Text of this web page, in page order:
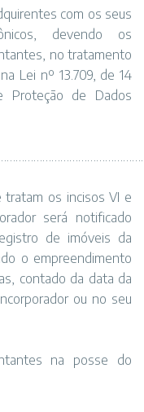
com os seus
devendo os
no tratamento
Lei nº 13.709, de 14
Proteção de Dados
tratam os incisos VI e
será notificado
de imóveis da
o empreendimento
contado da data da
ou no seu
na posse do